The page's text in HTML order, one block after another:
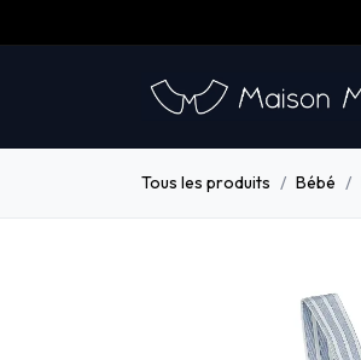
Tous les produits Bébé